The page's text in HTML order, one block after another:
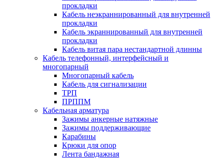
прокладки
Кабель неэкраннированный для внутренней
прокладки
Кабель экраннированный для внутренней
прокладки
Кабель витая пара нестандартной длинны
Кабель телефонный, интерфейсный и
многопарный
Многопарный кабель
Кабель для сигнализации
ТРП
ПРППМ
Кабельная арматура
Зажимы анкерные натяжные
Зажимы поддерживающие
Карабины
Крюки для опор
Лента бандажная